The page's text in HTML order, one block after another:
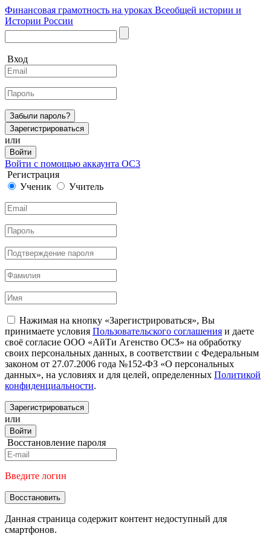
Финансовая грамотность на уроках Всеобщей истории и
Истории России
Вход
Забыли пароль?
Зарегистрироваться
или
Войти
Войти с помощью аккаунта ОС3
Регистрация
Ученик
Учитель
Нажимая на кнопку «Зарегистрироваться», Вы
принимаете условия Пользовательского соглашения и даете
своё согласие ООО «АйТи Агенство ОСӠ» на обработку
своих персональных данных, в соответствии с Федеральным
законом от 27.07.2006 года №152-ФЗ «О персональных
данных», на условиях и для целей, определенных Политикой
конфиденциальности.
Зарегистрироваться
или
Войти
Восстановление пароля
Введите логин
Восстановить
Данная страница содержит контент недоступный для
смартфонов.